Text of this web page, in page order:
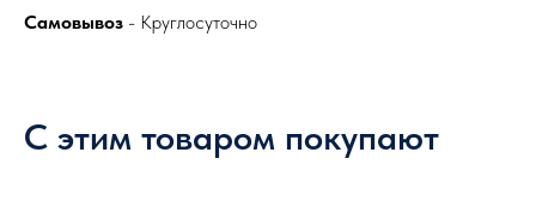
Самовывоз - Круглосуточно
С этим товаром покупают